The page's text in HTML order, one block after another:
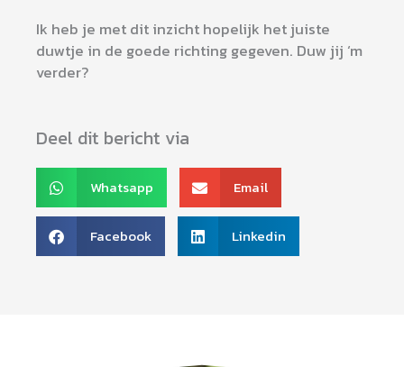
Ik heb je met dit inzicht hopelijk het juiste
duwtje in de goede richting gegeven. Duw jij ‘m
verder?
Deel dit bericht via
Whatsapp Email
Facebook Linkedin